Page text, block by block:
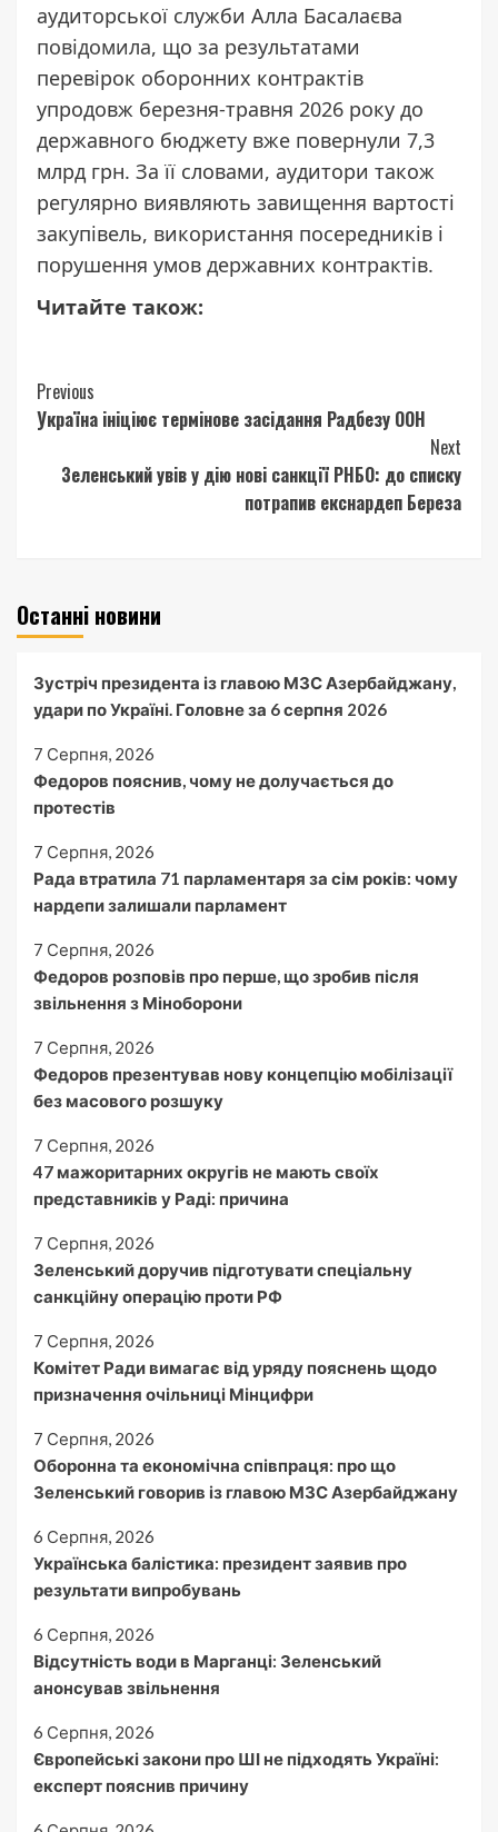
аудиторської служби Алла Басалаєва
повідомила, що за результатами
перевірок оборонних контрактів
упродовж березня-травня 2026 року до
державного бюджету вже повернули 7,3
млрд грн. За її словами, аудитори також
регулярно виявляють завищення вартості
закупівель, використання посередників і
порушення умов державних контрактів.
Читайте також:
Continue
Reading
Previous
Україна ініціює термінове засідання Радбезу ООН
Next
Зеленський увів у дію нові санкції РНБО: до списку
потрапив екснардеп Береза
Останні новини
Зустріч президента із главою МЗС Азербайджану,
удари по Україні. Головне за 6 серпня 2026
7 Серпня, 2026
Федоров пояснив, чому не долучається до
протестів
7 Серпня, 2026
Рада втратила 71 парламентаря за сім років: чому
нардепи залишали парламент
7 Серпня, 2026
Федоров розповів про перше, що зробив після
звільнення з Міноборони
7 Серпня, 2026
Федоров презентував нову концепцію мобілізації
без масового розшуку
7 Серпня, 2026
47 мажоритарних округів не мають своїх
представників у Раді: причина
7 Серпня, 2026
Зеленський доручив підготувати спеціальну
санкційну операцію проти РФ
7 Серпня, 2026
Комітет Ради вимагає від уряду пояснень щодо
призначення очільниці Мінцифри
7 Серпня, 2026
Оборонна та економічна співпраця: про що
Зеленський говорив із главою МЗС Азербайджану
6 Серпня, 2026
Українська балістика: президент заявив про
результати випробувань
6 Серпня, 2026
Відсутність води в Марганці: Зеленський
анонсував звільнення
6 Серпня, 2026
Європейські закони про ШІ не підходять Україні:
експерт пояснив причину